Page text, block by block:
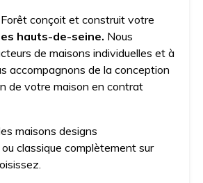
conçoit et construit votre
hauts-de-seine. Nous
de maisons individuelles et à
accompagnons de la conception
de votre maison en contrat
maisons designs
classique complètement sur